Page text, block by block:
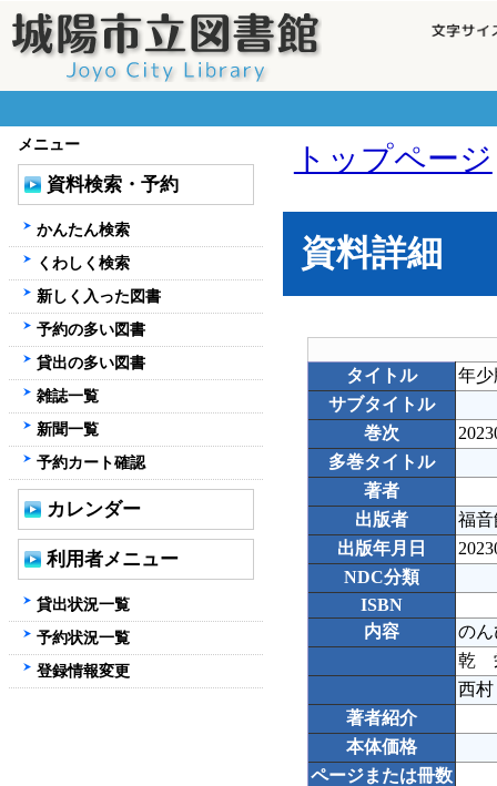
トップページ
資料詳細
タイトル
年
サブタイトル
巻次
多巻タイトル
著者
出版者
福
出版年月日
NDC分類
ISBN
内容
の
乾
西
著者紹介
本体価格
ページまたは冊数
メニュー
資料検索・予約
かんたん検索
くわしく検索
新しく入った図書
予約の多い図書
貸出の多い図書
雑誌一覧
新聞一覧
予約カート確認
カレンダー
利用者メニュー
貸出状況一覧
予約状況一覧
登録情報変更